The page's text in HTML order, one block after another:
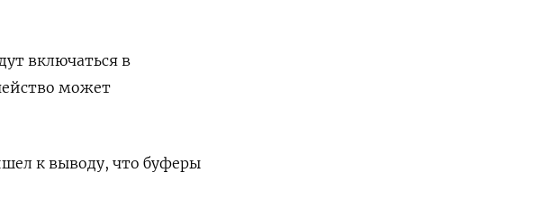
включаться в
может
к выводу, что буферы